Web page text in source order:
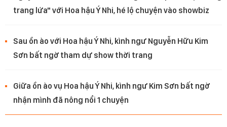
trang lứa" với Hoa hậu Ý Nhi, hé lộ chuyện vào showbiz
Sau ồn ào với Hoa hậu Ý Nhi, kình ngư Nguyễn Hữu Kim
Sơn bất ngờ tham dự show thời trang
Giữa ồn ào vụ Hoa hậu Ý Nhi, kình ngư Kim Sơn bất ngờ
nhận mình đã nông nổi 1 chuyện